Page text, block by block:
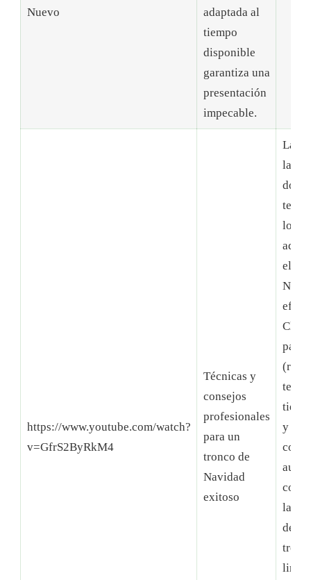
Nuevo
adaptada al
tiempo
disponible
garantiza una
presentación
impecable.
https://www.youtube.com/watch?
v=GfrS2ByRkM4
Técnicas y
consejos
profesionales
para un
tronco de
Navidad
exitoso
La
la
los
el
Clara
y la
las
de